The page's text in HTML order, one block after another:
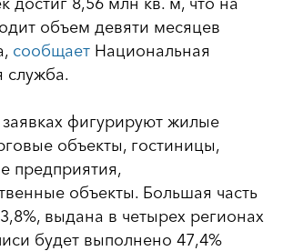
объем девяти месяцев
сообщает Национальная
служба.
фигурируют жилые
объекты, гостиницы,
предприятия,
объекты. Большая часть
выдана в четырех регионах
будет выполнено 47,4%